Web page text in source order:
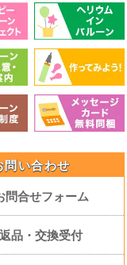
問い合わせ
問合せフォーム
返品・交換受付